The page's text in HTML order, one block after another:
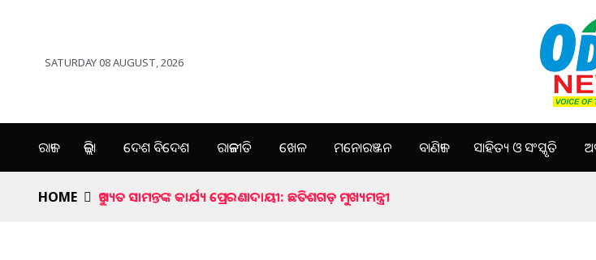
SATURDAY 08 AUGUST, 2026
ରାଜ୍ୟ ଜିଲ୍ଲା ଦେଶ ବିଦେଶ ରାଜନୀତି ଖେଳ ମନୋରଞ୍ଜନ ବାଣିଜ୍ୟ ସାହିତ୍ୟ ଓ ସଂସ୍କୃତି
HOME ଅଚ୍ୟୁତ ସାମନ୍ତଙ୍କ କାର୍ଯ୍ୟ ପ୍ରେରଣାଦାୟୀ: ଛତିଶଗଡ଼ ମୁଖ୍ୟମନ୍ତ୍ରୀ